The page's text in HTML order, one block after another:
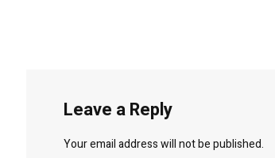
Leave a Reply
Your email address will not be published.